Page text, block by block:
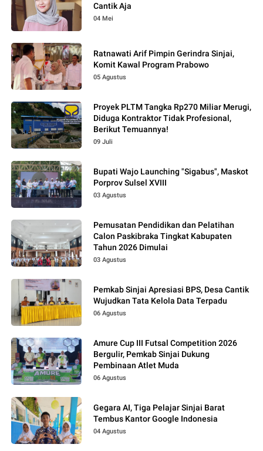
Cantik Aja
04 Mei
Ratnawati Arif Pimpin Gerindra Sinjai,
Komit Kawal Program Prabowo
05 Agustus
Proyek PLTM Tangka Rp270 Miliar Merugi,
Diduga Kontraktor Tidak Profesional,
Berikut Temuannya!
09 Juli
Bupati Wajo Launching "Sigabus", Maskot
Porprov Sulsel XVIII
03 Agustus
Pemusatan Pendidikan dan Pelatihan
Calon Paskibraka Tingkat Kabupaten
Tahun 2026 Dimulai
03 Agustus
Pemkab Sinjai Apresiasi BPS, Desa Cantik
Wujudkan Tata Kelola Data Terpadu
06 Agustus
Amure Cup III Futsal Competition 2026
Bergulir, Pemkab Sinjai Dukung
Pembinaan Atlet Muda
06 Agustus
Gegara AI, Tiga Pelajar Sinjai Barat
Tembus Kantor Google Indonesia
04 Agustus